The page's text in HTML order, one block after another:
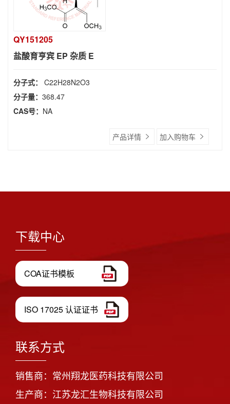
QY151205
盐酸育亨宾 EP 杂质 E
分子式： C22H28N2O3
分子量： 368.47
CAS号： NA
产品详情 加入购物车
下载中心
COA证书模板
ISO 17025 认证证书
联系方式
销售商：常州翔龙医药科技有限公司
生产商：江苏龙汇生物科技有限公司